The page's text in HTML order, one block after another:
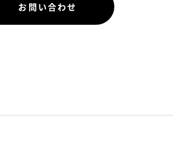
お問い合わせ